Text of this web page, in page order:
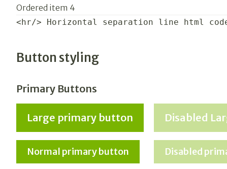
Ordered item 4
<hr/> Horizontal separation line html
Button styling
Primary Buttons
Large primary button
Normal primary button
Disabled
Disabled